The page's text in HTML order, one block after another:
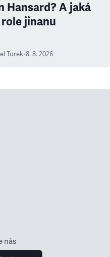
Hansard? A jaká
jinanu
Turek•8. 8. 2026
nás